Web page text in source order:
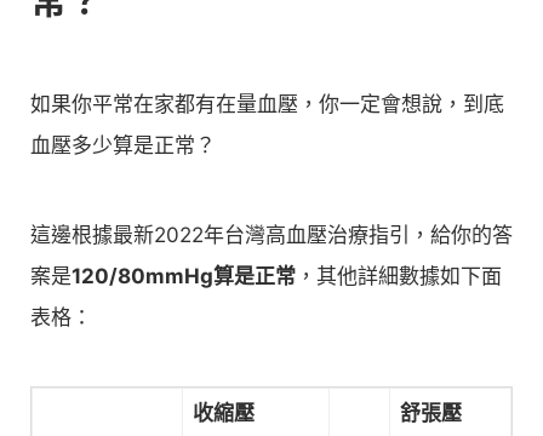
如果你平常在家都有在量血壓，你一定會想說，到底
血壓多少算是正常？
這邊根據最新2022年台灣高血壓治療指引，給你的答
案是120/80mmHg算是正常 ，其他詳細數據如下面
表格：
收縮壓 舒張壓